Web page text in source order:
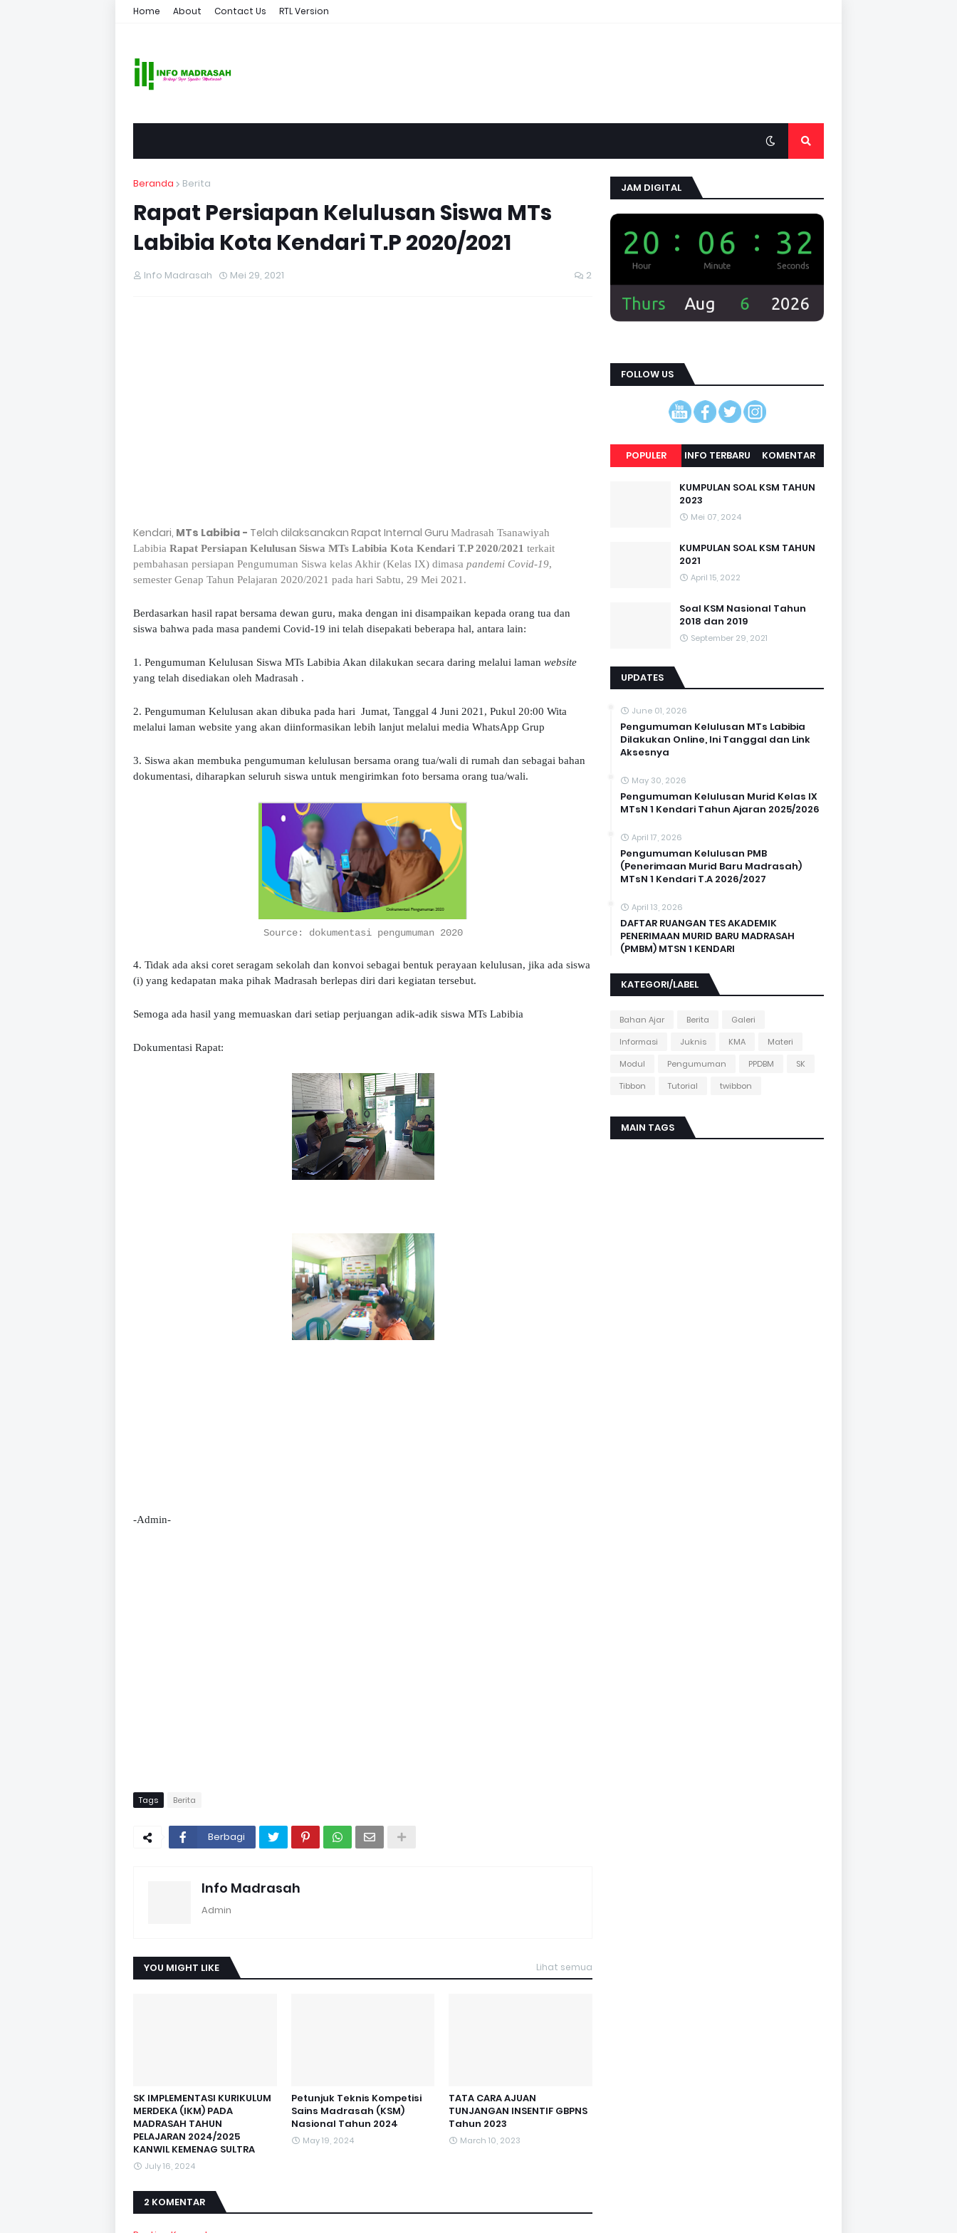
Home About Contact Us RTL Version
Beranda Berita
Rapat Persiapan Kelulusan Siswa MTs
Labibia Kota Kendari T.P 2020/2021
Info Madrasah Mei 29, 2021 2
Kendari, MTs Labibia - Telah dilaksanakan Rapat Internal Guru Madrasah Tsanawiyah
Labibia Rapat Persiapan Kelulusan Siswa MTs Labibia Kota Kendari T.P 2020/2021 terkait
pembahasan persiapan Pengumuman Siswa kelas Akhir (Kelas IX) dimasa pandemi Covid-19,
semester Genap Tahun Pelajaran 2020/2021 pada hari Sabtu, 29 Mei 2021.
Berdasarkan hasil rapat bersama dewan guru, maka dengan ini disampaikan kepada orang tua dan
siswa bahwa pada masa pandemi Covid-19 ini telah disepakati beberapa hal, antara lain:
1. Pengumuman Kelulusan Siswa MTs Labibia Akan dilakukan secara daring melalui laman website
yang telah disediakan oleh Madrasah .
2. Pengumuman Kelulusan akan dibuka pada hari Jumat, Tanggal 4 Juni 2021, Pukul 20:00 Wita
melalui laman website yang akan diinformasikan lebih lanjut melalui media WhatsApp Grup
3. Siswa akan membuka pengumuman kelulusan bersama orang tua/wali di rumah dan sebagai bahan
dokumentasi, diharapkan seluruh siswa untuk mengirimkan foto bersama orang tua/wali.
Source: dokumentasi pengumuman 2020
4. Tidak ada aksi coret seragam sekolah dan konvoi sebagai bentuk perayaan kelulusan, jika ada siswa
(i) yang kedapatan maka pihak Madrasah berlepas diri dari kegiatan tersebut.
Semoga ada hasil yang memuaskan dari setiap perjuangan adik-adik siswa MTs Labibia
Dokumentasi Rapat:
-Admin-
Tags Berita
Berbagi
Info Madrasah
Admin
YOU MIGHT LIKE Lihat semua
SK IMPLEMENTASI KURIKULUM
MERDEKA (IKM) PADA
MADRASAH TAHUN
PELAJARAN 2024/2025
KANWIL KEMENAG SULTRA
July 16, 2024
Petunjuk Teknis Kompetisi
Sains Madrasah (KSM)
Nasional Tahun 2024
May 19, 2024
TATA CARA AJUAN
TUNJANGAN INSENTIF GBPNS
Tahun 2023
March 10, 2023
2 KOMENTAR
JAM DIGITAL
FOLLOW US
POPULER INFO TERBARU KOMENTAR
KUMPULAN SOAL KSM TAHUN
2023
Mei 07, 2024
KUMPULAN SOAL KSM TAHUN
2021
April 15, 2022
Soal KSM Nasional Tahun
2018 dan 2019
September 29, 2021
UPDATES
June 01, 2026
Pengumuman Kelulusan MTs Labibia
Dilakukan Online, Ini Tanggal dan Link
Aksesnya
May 30, 2026
Pengumuman Kelulusan Murid Kelas IX
MTsN 1 Kendari Tahun Ajaran 2025/2026
April 17, 2026
Pengumuman Kelulusan PMB
(Penerimaan Murid Baru Madrasah)
MTsN 1 Kendari T.A 2026/2027
April 13, 2026
DAFTAR RUANGAN TES AKADEMIK
PENERIMAAN MURID BARU MADRASAH
(PMBM) MTSN 1 KENDARI
KATEGORI/LABEL
Bahan Ajar Berita
Galeri
Informasi
Juknis KMA
Materi
Modul
Pengumuman PPDBM
SK
Tibbon
Tutorial twibbon
MAIN TAGS